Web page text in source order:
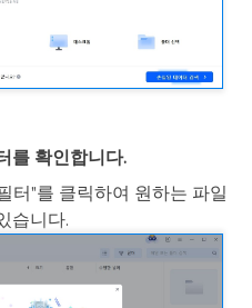
를 확인합니다.
터"를 클릭하여 원하는 파일
습니다.